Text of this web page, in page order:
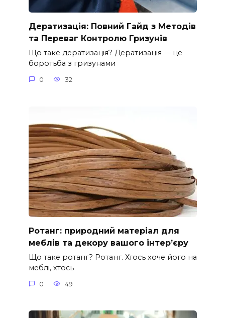
Дератизація: Повний Гайд з Методів
та Переваг Контролю Гризунів
Що таке дератизація? Дератизація — це
боротьба з гризунами
0 32
Ротанг: природний матеріал для
меблів та декору вашого інтер’єру
Що таке ротанг? Ротанг. Хтось хоче його на
меблі, хтось
0 49